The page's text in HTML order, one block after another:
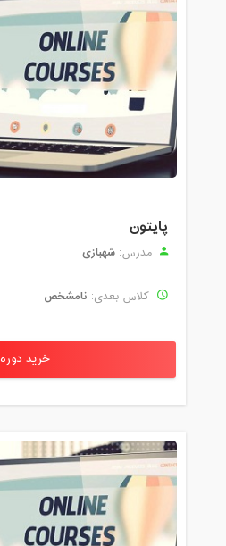
پایتون
مدرس: شهبازی
کلاس بعدی: نامشخص
خرید دوره